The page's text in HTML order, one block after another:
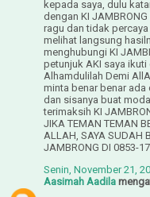
kepada saya, dulu
dengan KI
ragu dan tidak
melihat langsung
menghubungi KI
petunjuk AKI saya
Alhamdulilah Demi
minta benar benar ada
dan sisanya buat
terimaksih KI
JIKA TEMAN TEMAN
ALLAH, SAYA SUDAH
JAMBRONG DI 0853-
Senin, November 21,
Aasimah Aadila